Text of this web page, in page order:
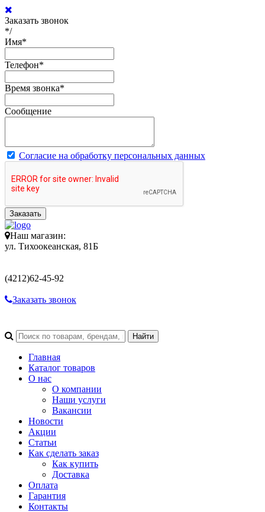
Заказать звонок
*/
Имя*
Телефон*
Время звонка*
Сообщение
Согласие на обработку персональных данных
Заказать
Наш магазин:
ул. Тихоокеанская, 81Б
(4212)62-45-92
Заказать звонок
Главная
Каталог товаров
О нас
О компании
Наши услуги
Вакансии
Новости
Акции
Статьи
Как сделать заказ
Как купить
Доставка
Оплата
Гарантия
Контакты